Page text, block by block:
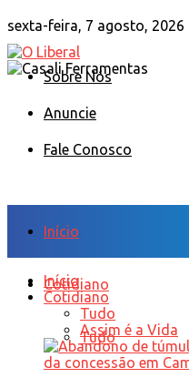
sexta-feira, 7 agosto, 2026
Sobre Nós
Anuncie
Fale Conosco
Início
Cotidiano
Tudo
Início
Cotidiano
Tudo
Assim é a Vida